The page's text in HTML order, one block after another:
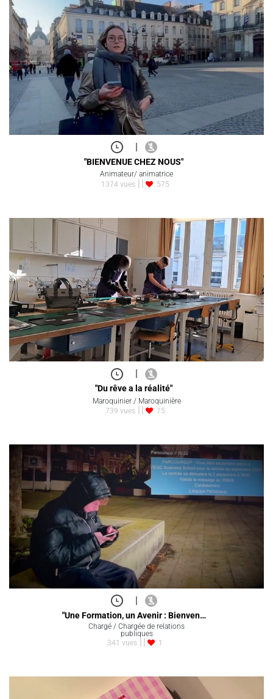
|
"BIENVENUE CHEZ NOUS"
Animateur/ animatrice
1374 vues
575
|
"Du rêve a la réalité"
Maroquinier / Maroquinière
739 vues
75
|
"Une Formation, un Avenir : Bienven…
Chargé / Chargée de relations
publiques
341 vues
1